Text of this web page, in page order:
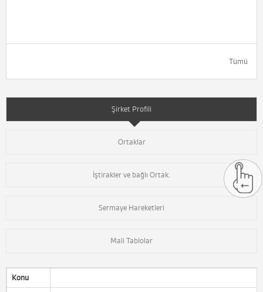
Tümü
Şirket Profili
Ortaklar
İştirakler ve bağlı Ortak.
Sermaye Hareketleri
Mali Tablolar
Konu